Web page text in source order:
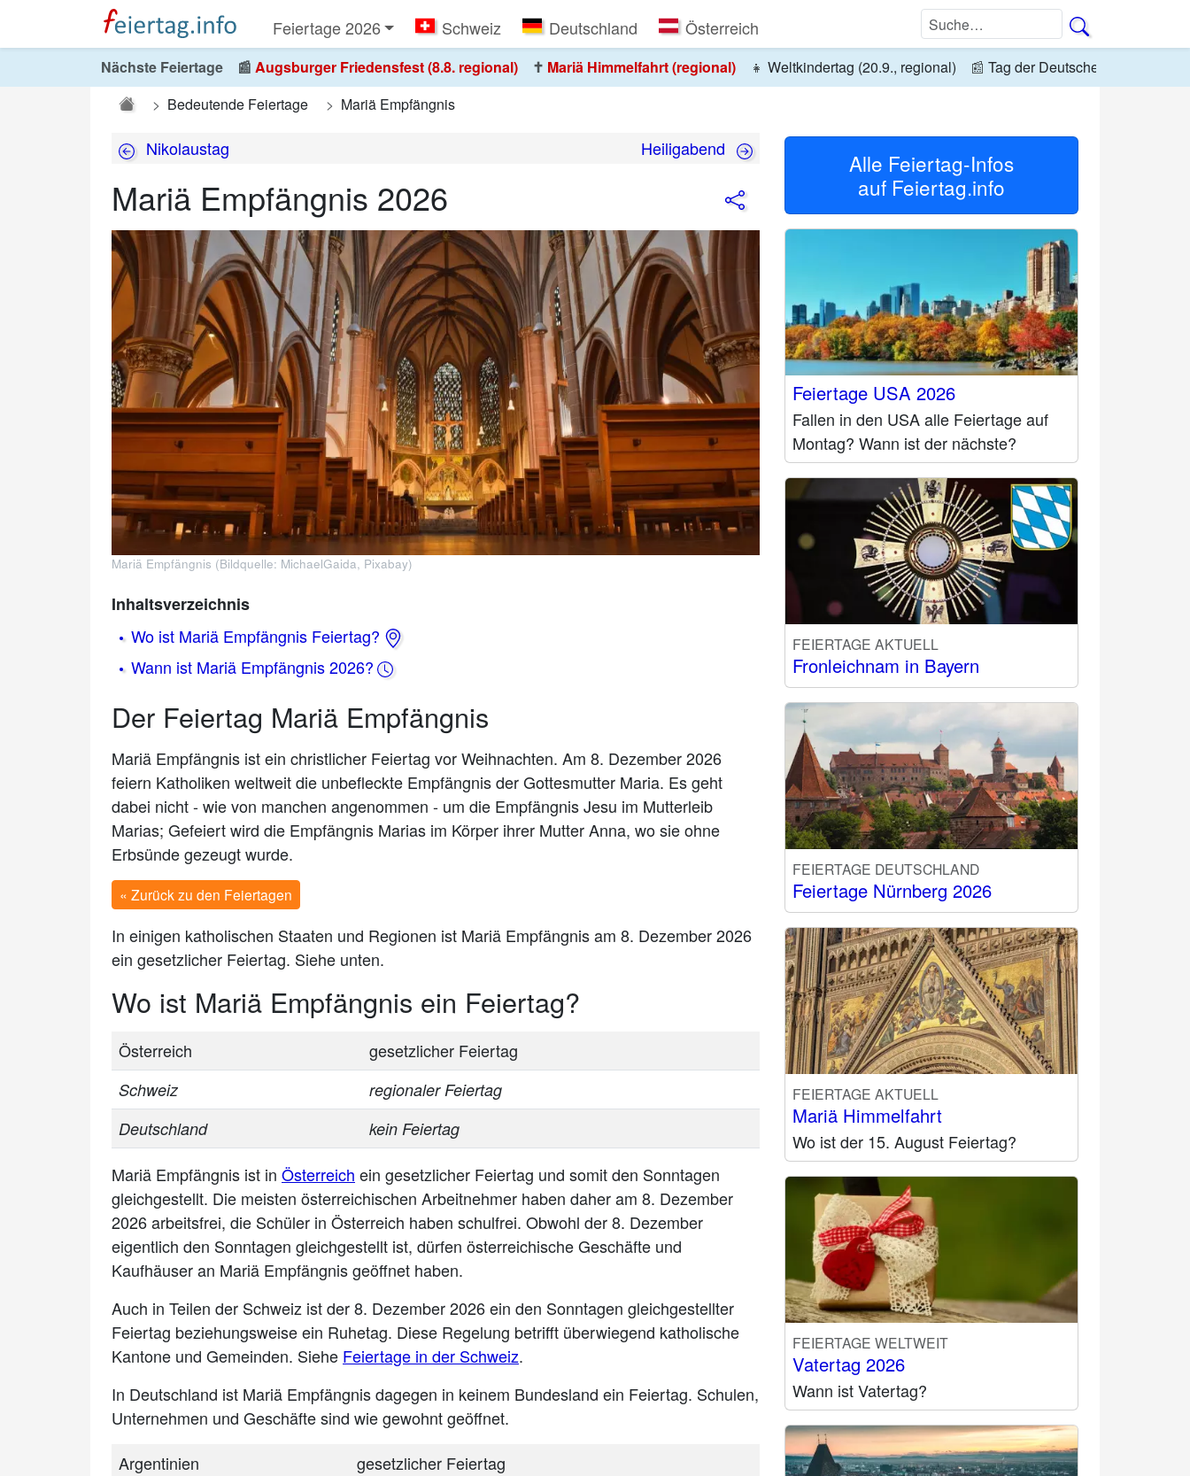
Feiertage 2026 Schweiz Deutschland Österreich
Nächste Feiertage 📰 Augsburger Friedensfest (8.8. regional) ✝️ Mariä Himmelfahrt (regional) 👧 Weltkindertag (20.9., regional) 📰 Tag der Deutschen Einheit
Bedeutende Feiertage
Mariä Empfängnis
Nikolaustag Heiligabend
Mariä Empfängnis 2026
Mariä Empfängnis (Bildquelle: MichaelGaida, Pixabay)
Inhaltsverzeichnis
Wo ist Mariä Empfängnis Feiertag?
Wann ist Mariä Empfängnis 2026?
Der Feiertag Mariä Empfängnis
Mariä Empfängnis ist ein christlicher Feiertag vor Weihnachten. Am 8. Dezember 2026
feiern Katholiken weltweit die unbefleckte Empfängnis der Gottesmutter Maria. Es geht
dabei nicht - wie von manchen angenommen - um die Empfängnis Jesu im Mutterleib
Marias; Gefeiert wird die Empfängnis Marias im Körper ihrer Mutter Anna, wo sie ohne
Erbsünde gezeugt wurde.
« Zurück zu den Feiertagen
In einigen katholischen Staaten und Regionen ist Mariä Empfängnis am 8. Dezember 2026
ein gesetzlicher Feiertag. Siehe unten.
Wo ist Mariä Empfängnis ein Feiertag?
Österreich gesetzlicher Feiertag
Schweiz
regionaler Feiertag
Deutschland
kein Feiertag
Mariä Empfängnis ist in Österreich ein gesetzlicher Feiertag und somit den Sonntagen
gleichgestellt. Die meisten österreichischen Arbeitnehmer haben daher am 8. Dezember
2026 arbeitsfrei, die Schüler in Österreich haben schulfrei. Obwohl der 8. Dezember
eigentlich den Sonntagen gleichgestellt ist, dürfen österreichische Geschäfte und
Kaufhäuser an Mariä Empfängnis geöffnet haben.
Auch in Teilen der Schweiz ist der 8. Dezember 2026 ein den Sonntagen gleichgestellter
Feiertag beziehungsweise ein Ruhetag. Diese Regelung betrifft überwiegend katholische
Kantone und Gemeinden. Siehe Feiertage in der Schweiz.
In Deutschland ist Mariä Empfängnis dagegen in keinem Bundesland ein Feiertag. Schulen,
Unternehmen und Geschäfte sind wie gewohnt geöffnet.
Argentinien
gesetzlicher Feiertag
Alle Feiertag-Infos
auf Feiertag.info
Feiertage USA 2026
Fallen in den USA alle Feiertage auf
Montag? Wann ist der nächste?
FEIERTAGE AKTUELL
Fronleichnam in Bayern
FEIERTAGE DEUTSCHLAND
Feiertage Nürnberg 2026
FEIERTAGE AKTUELL
Mariä Himmelfahrt
Wo ist der 15. August Feiertag?
FEIERTAGE WELTWEIT
Vatertag 2026
Wann ist Vatertag?